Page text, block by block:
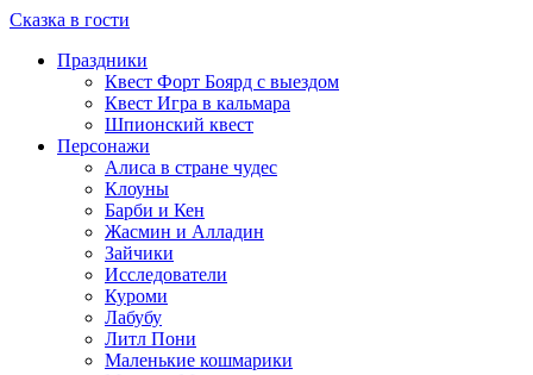
Сказка в гости
Праздники
Квест Форт Боярд с выездом
Квест Игра в кальмара
Шпионский квест
Персонажи
Алиса в стране чудес
Клоуны
Барби и Кен
Жасмин и Алладин
Зайчики
Исследователи
Куроми
Лабубу
Литл Пони
Маленькие кошмарики